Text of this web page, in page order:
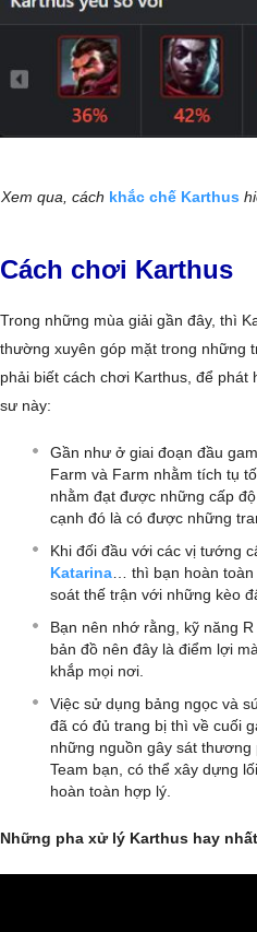
Xem qua, cách khắc chế Karthus
Cách chơi Karthus
Trong những mùa giải gần đây, thì
thường xuyên góp mặt trong những
phải biết cách chơi Karthus, để
sư này:
Gần như ở giai đoạn đầu
Farm và Farm nhằm tích tụ
nhằm đạt được những cấp
cạnh đó là có được những
Khi đối đầu với các vị tướng
Katarina… thì bạn hoàn toàn
soát thế trận với những kèo
Bạn nên nhớ rằng, kỹ năng
bản đồ nên đây là điểm lợi
khắp mọi nơi.
Việc sử dụng bảng ngọc và
đã có đủ trang bị thì về cuối
những nguồn gây sát thương
Team bạn, có thể xây dựng
hoàn toàn hợp lý.
Những pha xử lý Karthus hay nhất